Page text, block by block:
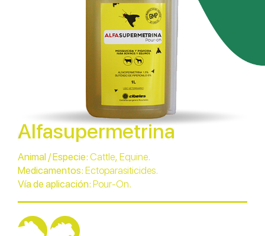
Alfasupermetrina
Animal / Especie: Cattle, Equine.
Medicamentos: Ectoparasiticides.
Vía de aplicación: Pour-On.